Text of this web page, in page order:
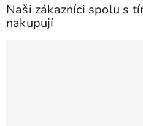
Naši zákazníci spolu s
nakupují